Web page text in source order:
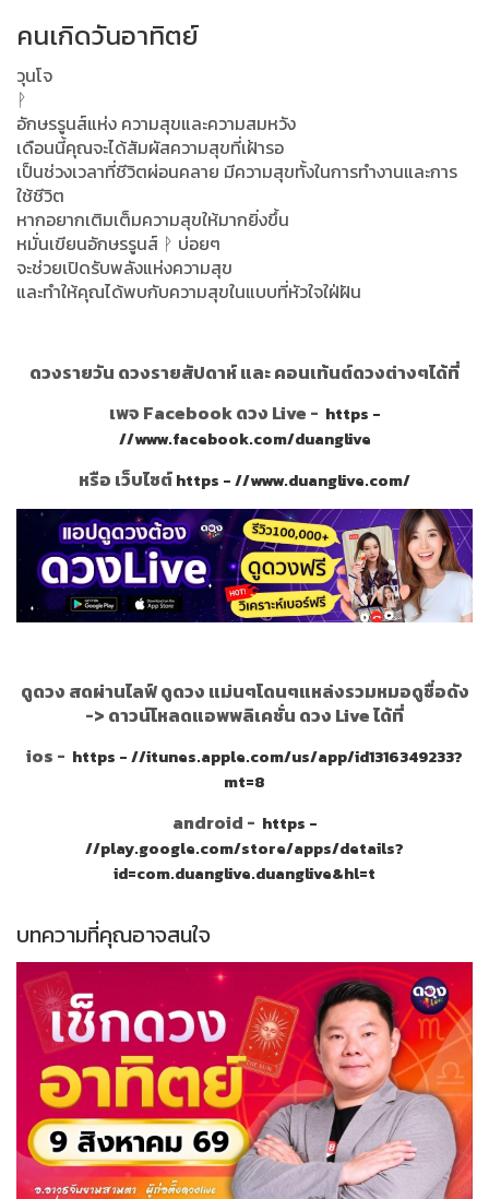
คนเกิดวันอาทิตย์
วุนโจ
ᚹ
อักษรรูนส์แห่ง ความสุขและความสมหวัง
เดือนนี้คุณจะได้สัมผัสความสุขที่เฝ้ารอ
เป็นช่วงเวลาที่ชีวิตผ่อนคลาย มีความสุขทั้งในการทำงานและการ
ใช้ชีวิต
หากอยากเติมเต็มความสุขให้มากยิ่งขึ้น
หมั่นเขียนอักษรรูนส์ ᚹ บ่อยๆ
จะช่วยเปิดรับพลังแห่งความสุข
และทำให้คุณได้พบกับความสุขในแบบที่หัวใจใฝ่ฝัน
ดวงรายวัน ดวงรายสัปดาห์ และ คอนเท้นต์ดวงต่างๆได้ที่
เพจ Facebook ดวง Live - https -
//www.facebook.com/duanglive
หรือ เว็บไซต์https - //www.duanglive.com/
ดูดวง สดผ่านไลฟ์ ดูดวง แม่นๆโดนๆแหล่งรวมหมอดูชื่อดัง
-> ดาวน์โหลดแอพพลิเคชั่น ดวง Live ได้ที่
ios - https - //itunes.apple.com/us/app/id1316349233?
mt=8
android - https -
//play.google.com/store/apps/details?
id=com.duanglive.duanglive&hl=t
บทความที่คุณอาจสนใจ